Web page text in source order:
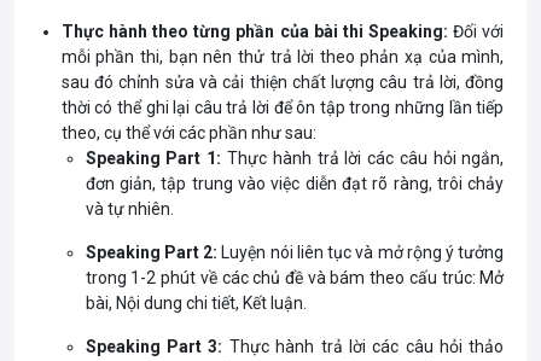
Thực hành theo từng phần của bài thi Speaking: Đối với
mỗi phần thi, bạn nên thử trả lời theo phản xạ của mình,
sau đó chỉnh sửa và cải thiện chất lượng câu trả lời, đồng
thời có thể ghi lại câu trả lời để ôn tập trong những lần tiếp
theo, cụ thể với các phần như sau:
Speaking Part 1: Thực hành trả lời các câu hỏi ngắn,
đơn giản, tập trung vào việc diễn đạt rõ ràng, trôi chảy
và tự nhiên.
Speaking Part 2: Luyện nói liên tục và mở rộng ý tưởng
trong 1-2 phút về các chủ đề và bám theo cấu trúc: Mở
bài, Nội dung chi tiết, Kết luận.
Speaking Part 3: Thực hành trả lời các câu hỏi thảo